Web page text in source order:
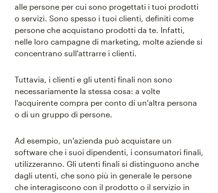
alle persone per cui sono progettati i tuoi prodotti
o servizi. Sono spesso i tuoi clienti, definiti come
persone che acquistano prodotti da te. Infatti,
nelle loro campagne di marketing, molte aziende si
concentrano sull'attrarre i clienti.
Tuttavia, i clienti e gli utenti finali non sono
necessariamente la stessa cosa: a volte
l'acquirente compra per conto di un'altra persona
o di un gruppo di persone.
Ad esempio, un'azienda può acquistare un
software che i suoi dipendenti, i consumatori finali,
utilizzeranno. Gli utenti finali si distinguono anche
dagli utenti, che sono più in generale le persone
che interagiscono con il prodotto o il servizio in